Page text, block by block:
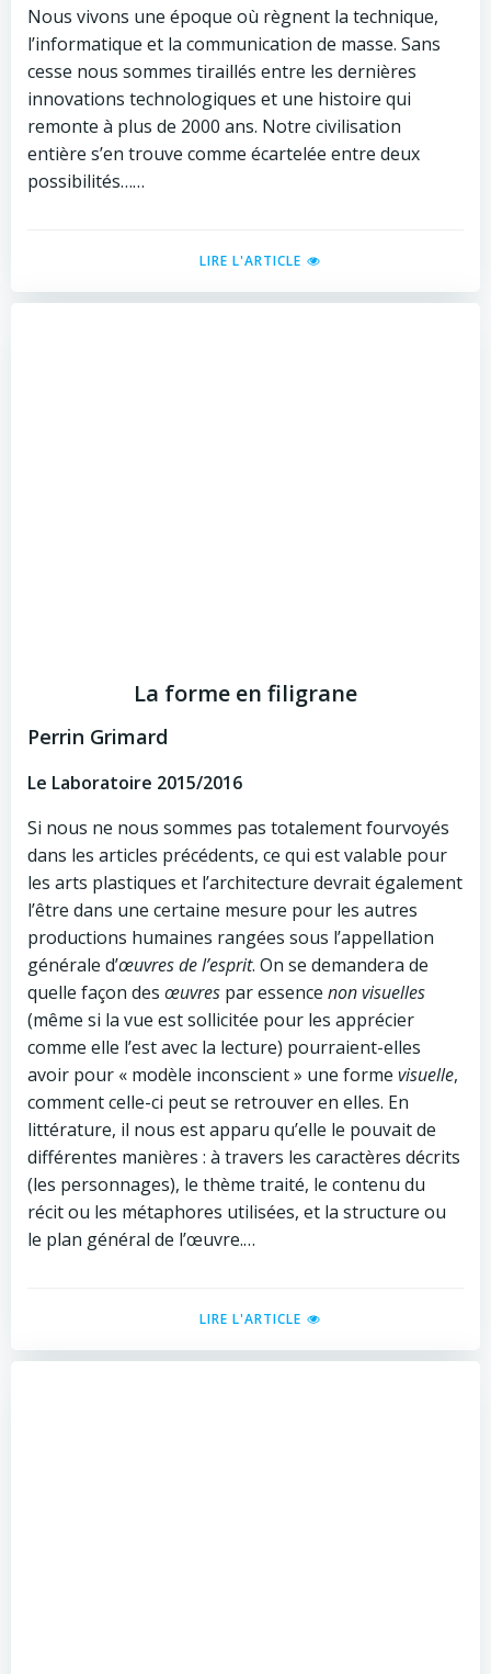
Nous vivons une époque où règnent la technique,
l’informatique et la communication de masse. Sans
cesse nous sommes tiraillés entre les dernières
innovations technologiques et une histoire qui
remonte à plus de 2000 ans. Notre civilisation
entière s’en trouve comme écartelée entre deux
possibilités……
LIRE L'ARTICLE
La forme en filigrane
Perrin Grimard
Le Laboratoire 2015/2016
Si nous ne nous sommes pas totalement fourvoyés
dans les articles précédents, ce qui est valable pour
les arts plastiques et l’architecture devrait également
l’être dans une certaine mesure pour les autres
productions humaines rangées sous l’appellation
générale d’œuvres de l’esprit. On se demandera de
quelle façon des œuvres par essence non visuelles
(même si la vue est sollicitée pour les apprécier
comme elle l’est avec la lecture) pourraient-elles
avoir pour « modèle inconscient » une forme visuelle,
comment celle-ci peut se retrouver en elles. En
littérature, il nous est apparu qu’elle le pouvait de
différentes manières : à travers les caractères décrits
(les personnages), le thème traité, le contenu du
récit ou les métaphores utilisées, et la structure ou
le plan général de l’œuvre.…
LIRE L'ARTICLE